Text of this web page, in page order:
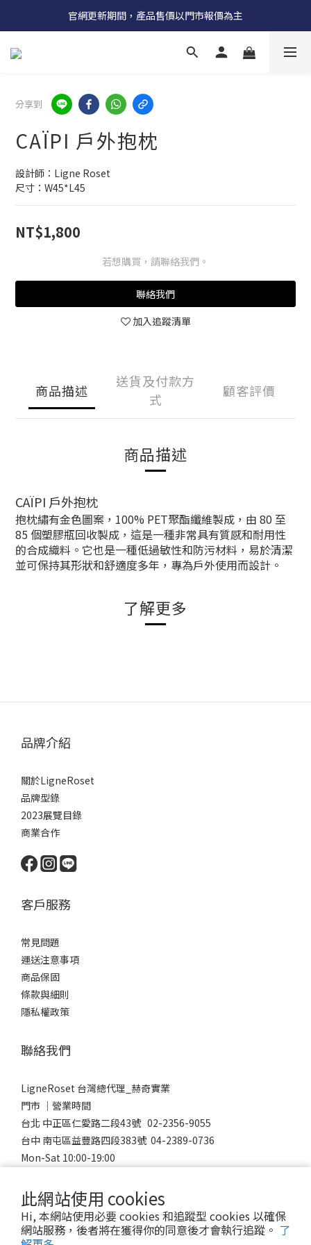
此網站使用 cookies
Hi, 本網站使用必要 cookies 和追蹤型 cookies 以確保
網站服務，後者將在獲得你的同意後才會執行追蹤。 了
受國際原物料價格上漲，法國自 5/18 起全系列產品調漲 3%
官網更新期間，產品售價以門市報價為主
受國際原物料價格上漲，法國自 5/18 起全系列產品調漲 3%
分享到
CAÏPI 戶外抱枕
設計師：Ligne Roset
尺寸：W45*L45
NT$1,800
若想購買，請聯絡我們。
聯絡我們
加入追蹤清單
商品描述
送貨及付款方
式
顧客評價
商品描述
CAÏPI 戶外抱枕
抱枕繡有金色圖案，100% PET聚酯纖維製成，由 80 至
85 個塑膠瓶回收製成，這是一種非常具有質感和耐用性
的合成織料。它也是一種低過敏性和防污材料，易於清潔
並可保持其形狀和舒適度多年， 專為戶外使用而設計 。
了解更多
品牌介紹
關於LigneRoset
品牌型錄
2023展覽目錄
商業合作
客戶服務
常見問題
運送注意事項
商品保固
條款與細則
隱私權政策
聯絡我們
LigneRoset 台灣總代理_赫奇實業
門市 │營業時間
台北 中正區仁愛路二段43號 02-2356-9055
台中 南屯區益豐路四段383號 04-2389-0736
Mon-Sat 10:00-19:00
© 2023 LigneRoset Taiwan 赫奇實業有限公司